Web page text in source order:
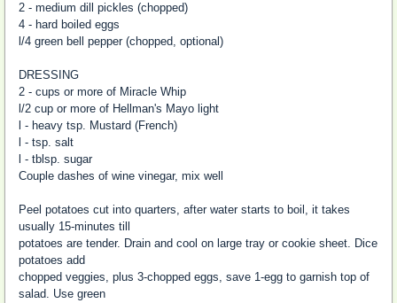
2 - medium dill pickles (chopped)
4 - hard boiled eggs
l/4 green bell pepper (chopped, optional)
DRESSING
2 - cups or more of Miracle Whip
l/2 cup or more of Hellman's Mayo light
l - heavy tsp. Mustard (French)
l - tsp. salt
l - tblsp. sugar
Couple dashes of wine vinegar, mix well
Peel potatoes cut into quarters, after water starts to boil, it takes
usually 15-minutes till
potatoes are tender. Drain and cool on large tray or cookie sheet. Dice
potatoes add
chopped veggies, plus 3-chopped eggs, save 1-egg to garnish top of
salad. Use green